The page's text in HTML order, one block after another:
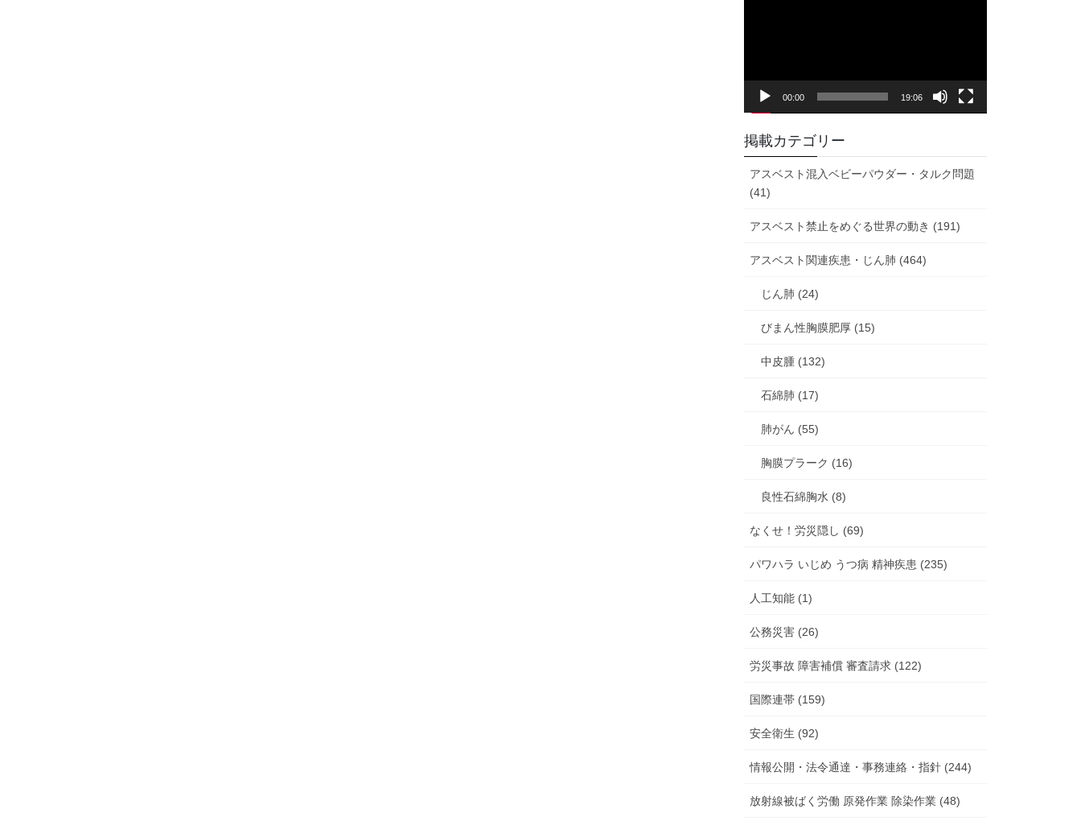
ヤ
00:00 19:06
掲載カテゴリー
アスベスト混入ベビーパウダー・タルク問題
(41)
アスベスト禁止をめぐる世界の動き (191)
アスベスト関連疾患・じん肺 (464)
じん肺 (24)
びまん性胸膜肥厚 (15)
中皮腫 (132)
石綿肺 (17)
肺がん (55)
胸膜プラーク (16)
良性石綿胸水 (8)
なくせ！労災隠し (69)
パワハラ いじめ うつ病 精神疾患 (235)
人工知能 (1)
公務災害 (26)
労災事故 障害補償 審査請求 (122)
国際連帯 (159)
安全衛生 (92)
情報公開・法令通達・事務連絡・指針 (244)
放射線被ばく労働 原発作業 除染作業 (48)